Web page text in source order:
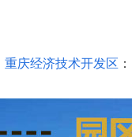
重庆经济技术开发区